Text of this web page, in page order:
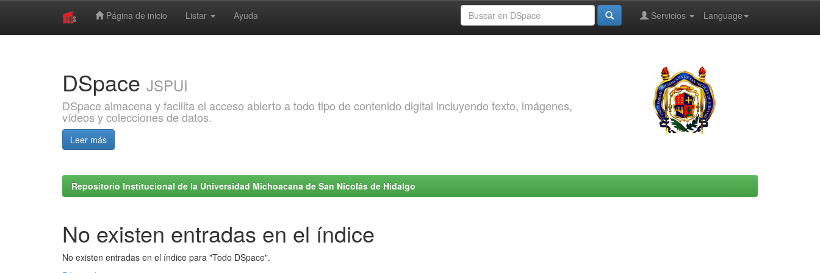
Página de inicio Listar Ayuda Language
Servicios
DSpace JSPUI
DSpace almacena y facilita el acceso abierto a todo tipo de contenido digital incluyendo texto, imágenes,
vídeos y colecciones de datos.
Leer más
Repositorio Institucional de la Universidad Michoacana de San Nicolás de Hidalgo
No existen entradas en el índice
No existen entradas en el índice para "Todo DSpace".